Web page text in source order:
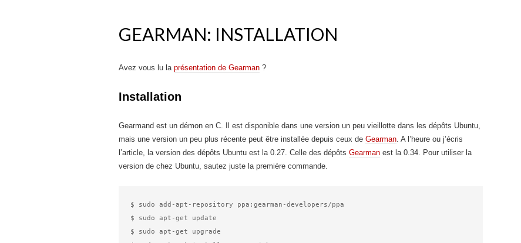
GEARMAN: INSTALLATION
Avez vous lu la présentation de Gearman ?
Installation
Gearmand est un démon en C. Il est disponible dans une version un peu vieillotte dans les dépôts Ubuntu,
mais une version un peu plus récente peut être installée depuis ceux de Gearman. A l’heure ou j’écris
l’article, la version des dépôts Ubuntu est la 0.27. Celle des dépôts Gearman est la 0.34. Pour utiliser la
version de chez Ubuntu, sautez juste la première commande.
$ sudo add-apt-repository ppa:gearman-developers/ppa
$ sudo apt-get update
$ sudo apt-get upgrade